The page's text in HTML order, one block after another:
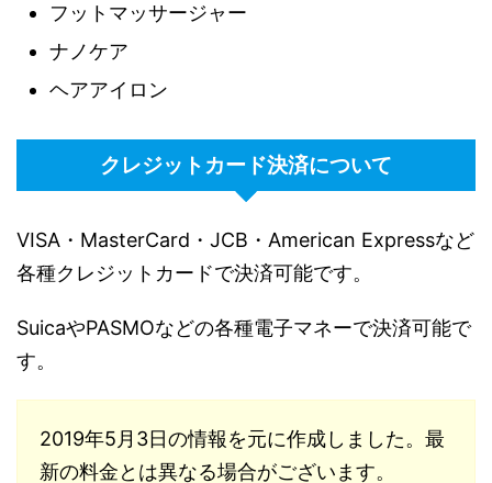
フットマッサージャー
ナノケア
ヘアアイロン
クレジットカード決済について
VISA・MasterCard・JCB・American Expressなど
各種クレジットカードで決済可能です。
SuicaやPASMOなどの各種電子マネーで決済可能で
す。
2019年5月3日の情報を元に作成しました。最
新の料金とは異なる場合がございます。